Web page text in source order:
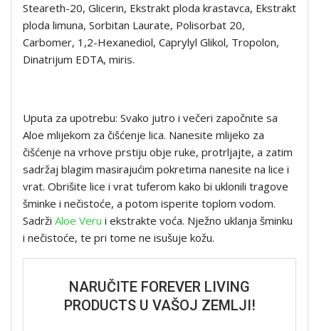
Steareth-20, Glicerin, Ekstrakt ploda krastavca, Ekstrakt
ploda limuna, Sorbitan Laurate, Polisorbat 20,
Carbomer, 1,2-Hexanediol, Caprylyl Glikol, Tropolon,
Dinatrijum EDTA, miris.
Uputa za upotrebu: Svako jutro i večeri započnite sa
Aloe mlijekom za čišćenje lica. Nanesite mlijeko za
čišćenje na vrhove prstiju obje ruke, protrljajte, a zatim
sadržaj blagim masirajućim pokretima nanesite na lice i
vrat. Obrišite lice i vrat tuferom kako bi uklonili tragove
šminke i nečistoće, a potom isperite toplom vodom.
Sadrži Aloe Veru i ekstrakte voća. Nježno uklanja šminku
i nečistoće, te pri tome ne isušuje kožu.
NARUČITE FOREVER LIVING
PRODUCTS U VAŠOJ ZEMLJI!